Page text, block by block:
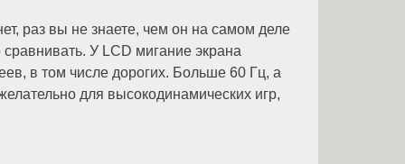
раз вы не знаете, чем он на самом деле
У LCD мигание экрана
в том числе дорогих. Больше 60 Гц, а
для высокодинамических игр,